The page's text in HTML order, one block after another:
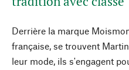
Derrière la marque
française, se trouvent
leur mode, ils s'engagent